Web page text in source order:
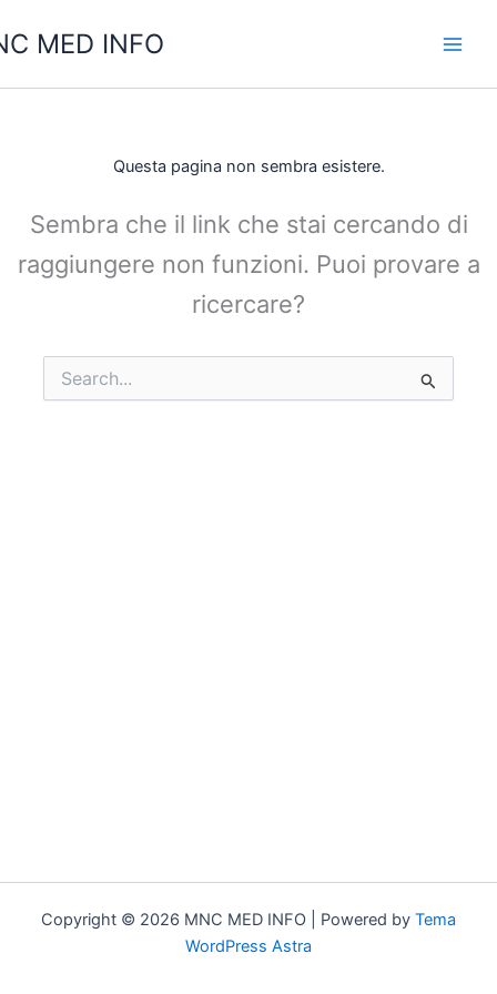
al
MED INFO
Questa pagina non sembra esistere.
Sembra che il link che stai cercando di
raggiungere non funzioni. Puoi provare a
ricercare?
Cerca:
Copyright © 2026 MNC MED INFO | Powered by Tema
WordPress Astra